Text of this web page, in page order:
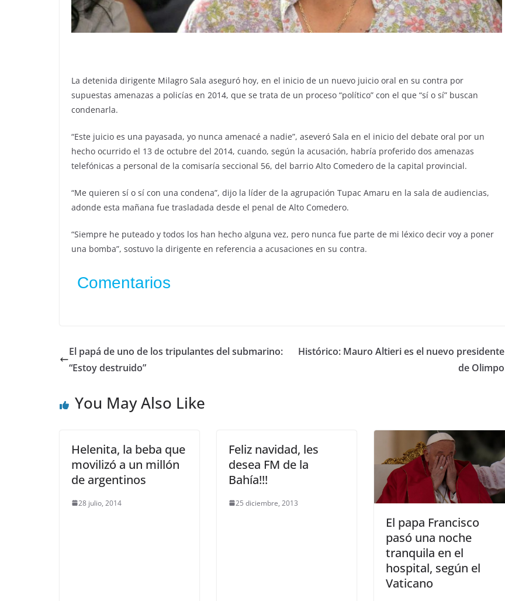
La detenida dirigente Milagro Sala aseguró hoy, en el inicio de un nuevo juicio oral en su contra por
supuestas amenazas a policías en 2014, que se trata de un proceso “político” con el que “sí o sí” buscan
condenarla.
“Este juicio es una payasada, yo nunca amenacé a nadie”, aseveró Sala en el inicio del debate oral por un
hecho ocurrido el 13 de octubre del 2014, cuando, según la acusación, habría proferido dos amenazas
telefónicas a personal de la comisaría seccional 56, del barrio Alto Comedero de la capital provincial.
“Me quieren sí o sí con una condena”, dijo la líder de la agrupación Tupac Amaru en la sala de audiencias,
adonde esta mañana fue trasladada desde el penal de Alto Comedero.
“Siempre he puteado y todos los han hecho alguna vez, pero nunca fue parte de mi léxico decir voy a poner
una bomba”, sostuvo la dirigente en referencia a acusaciones en su contra.
Comentarios
El papá de uno de los tripulantes del submarino:
“Estoy destruido”
Histórico: Mauro Altieri es el nuevo presidente
de Olimpo
You May Also Like
Helenita, la beba que
movilizó a un millón
de argentinos
28 julio, 2014
Feliz navidad, les
desea FM de la
Bahía!!!
25 diciembre, 2013
El papa Francisco
pasó una noche
tranquila en el
hospital, según el
Vaticano